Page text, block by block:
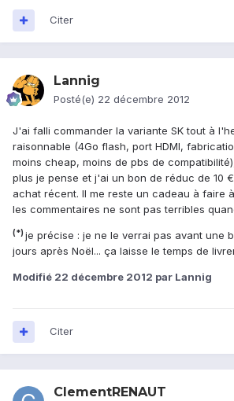
Citer
Lannig
Posté(e) 22 décembre 2012
J'ai falli commander la variante SK tout à
raisonnable (4Go flash, port HDMI,
moins cheap, moins de pbs de
plus je pense et j'ai un bon de réduc de 10
achat récent. Il me reste un cadeau à faire
les commentaires ne sont pas terribles
(*)je précise : je ne le verrai pas avant une
jours après Noël... ça laisse le temps de
Modifié 22 décembre 2012 par Lannig
Citer
ClementRENAUT